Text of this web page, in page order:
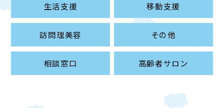
生活支援 移動支援
訪問理美容 その他
相談窓口 高齢者サロン